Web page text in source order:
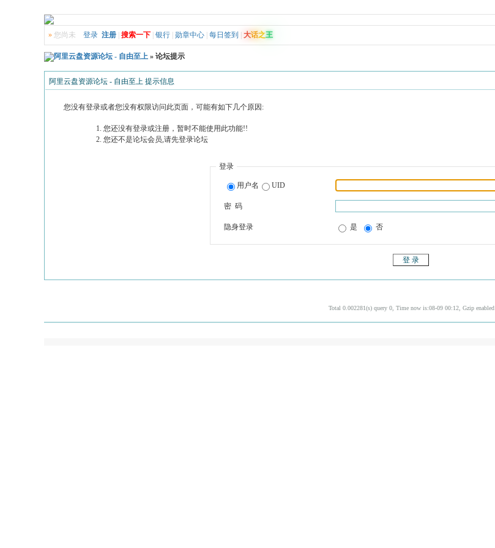
» 您尚未 登录 注册 搜索一下 银行 勋章中心 每日签到 大话之王
阿里云盘资源论坛 - 自由至上 » 论坛提示
阿里云盘资源论坛 - 自由至上 提示信息
您没有登录或者您没有权限访问此页面，可能有如下几个原因:
您还没有登录或注册，暂时不能使用此功能!!
您还不是论坛会员,请先登录论坛
登录
用户名 UID
密 码
隐身登录 是 否
Total 0.002281(s) query 0, Time now is:08-09 00:12, Gzip enabled